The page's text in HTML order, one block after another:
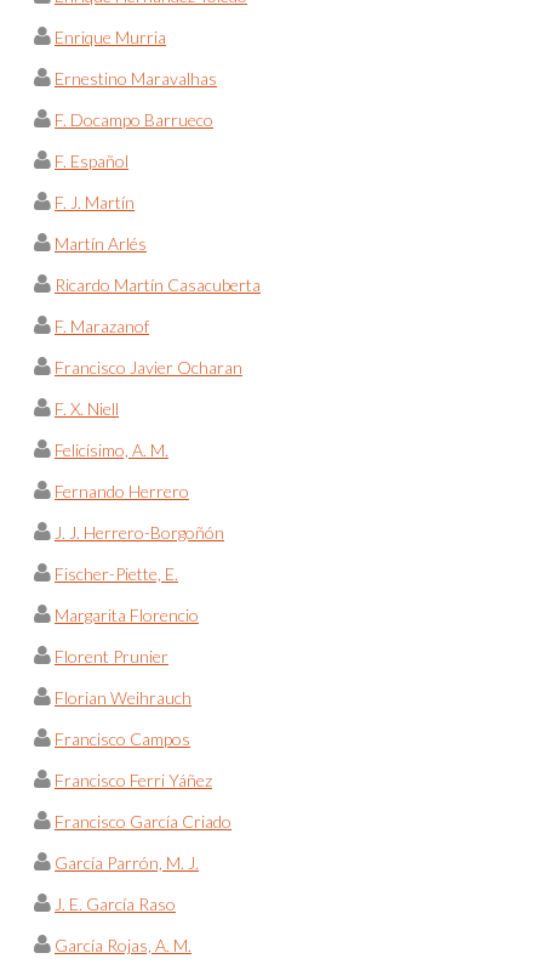
Enrique Murria
Ernestino Maravalhas
F. Docampo Barrueco
F. Español
F. J. Martín
Martín Arlés
Ricardo Martín Casacuberta
F. Marazanof
Francisco Javier Ocharan
F. X. Niell
Felicísimo, A. M.
Fernando Herrero
J. J. Herrero-Borgoñón
Fischer-Piette, E.
Margarita Florencio
Florent Prunier
Florian Weihrauch
Francisco Campos
Francisco Ferri Yáñez
Francisco García Criado
García Parrón, M. J.
J. E. García Raso
García Rojas, A. M.